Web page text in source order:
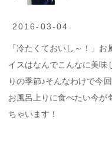
2016-03-04
「冷たくておいし～！」
イスはなんでこんなに美味
りの季節♪そんなわけで今
お風呂上りに食べたい今が
ちゃいます！